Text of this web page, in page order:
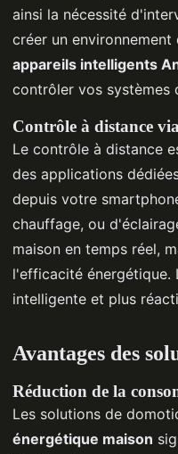
ainsi la nécessité
créer un
appareils intelligents
contrôler vos systèmes
Contrôle à distance
Le contrôle à distance
des applications
depuis votre
chauffage, ou
maison en temps réel,
l'efficacité énergétique.
intelligente et plus
Avantages des
Réduction de la
Les solutions de
énergétique maison